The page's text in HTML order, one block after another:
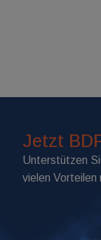
Jetzt
Unterstützen
vielen